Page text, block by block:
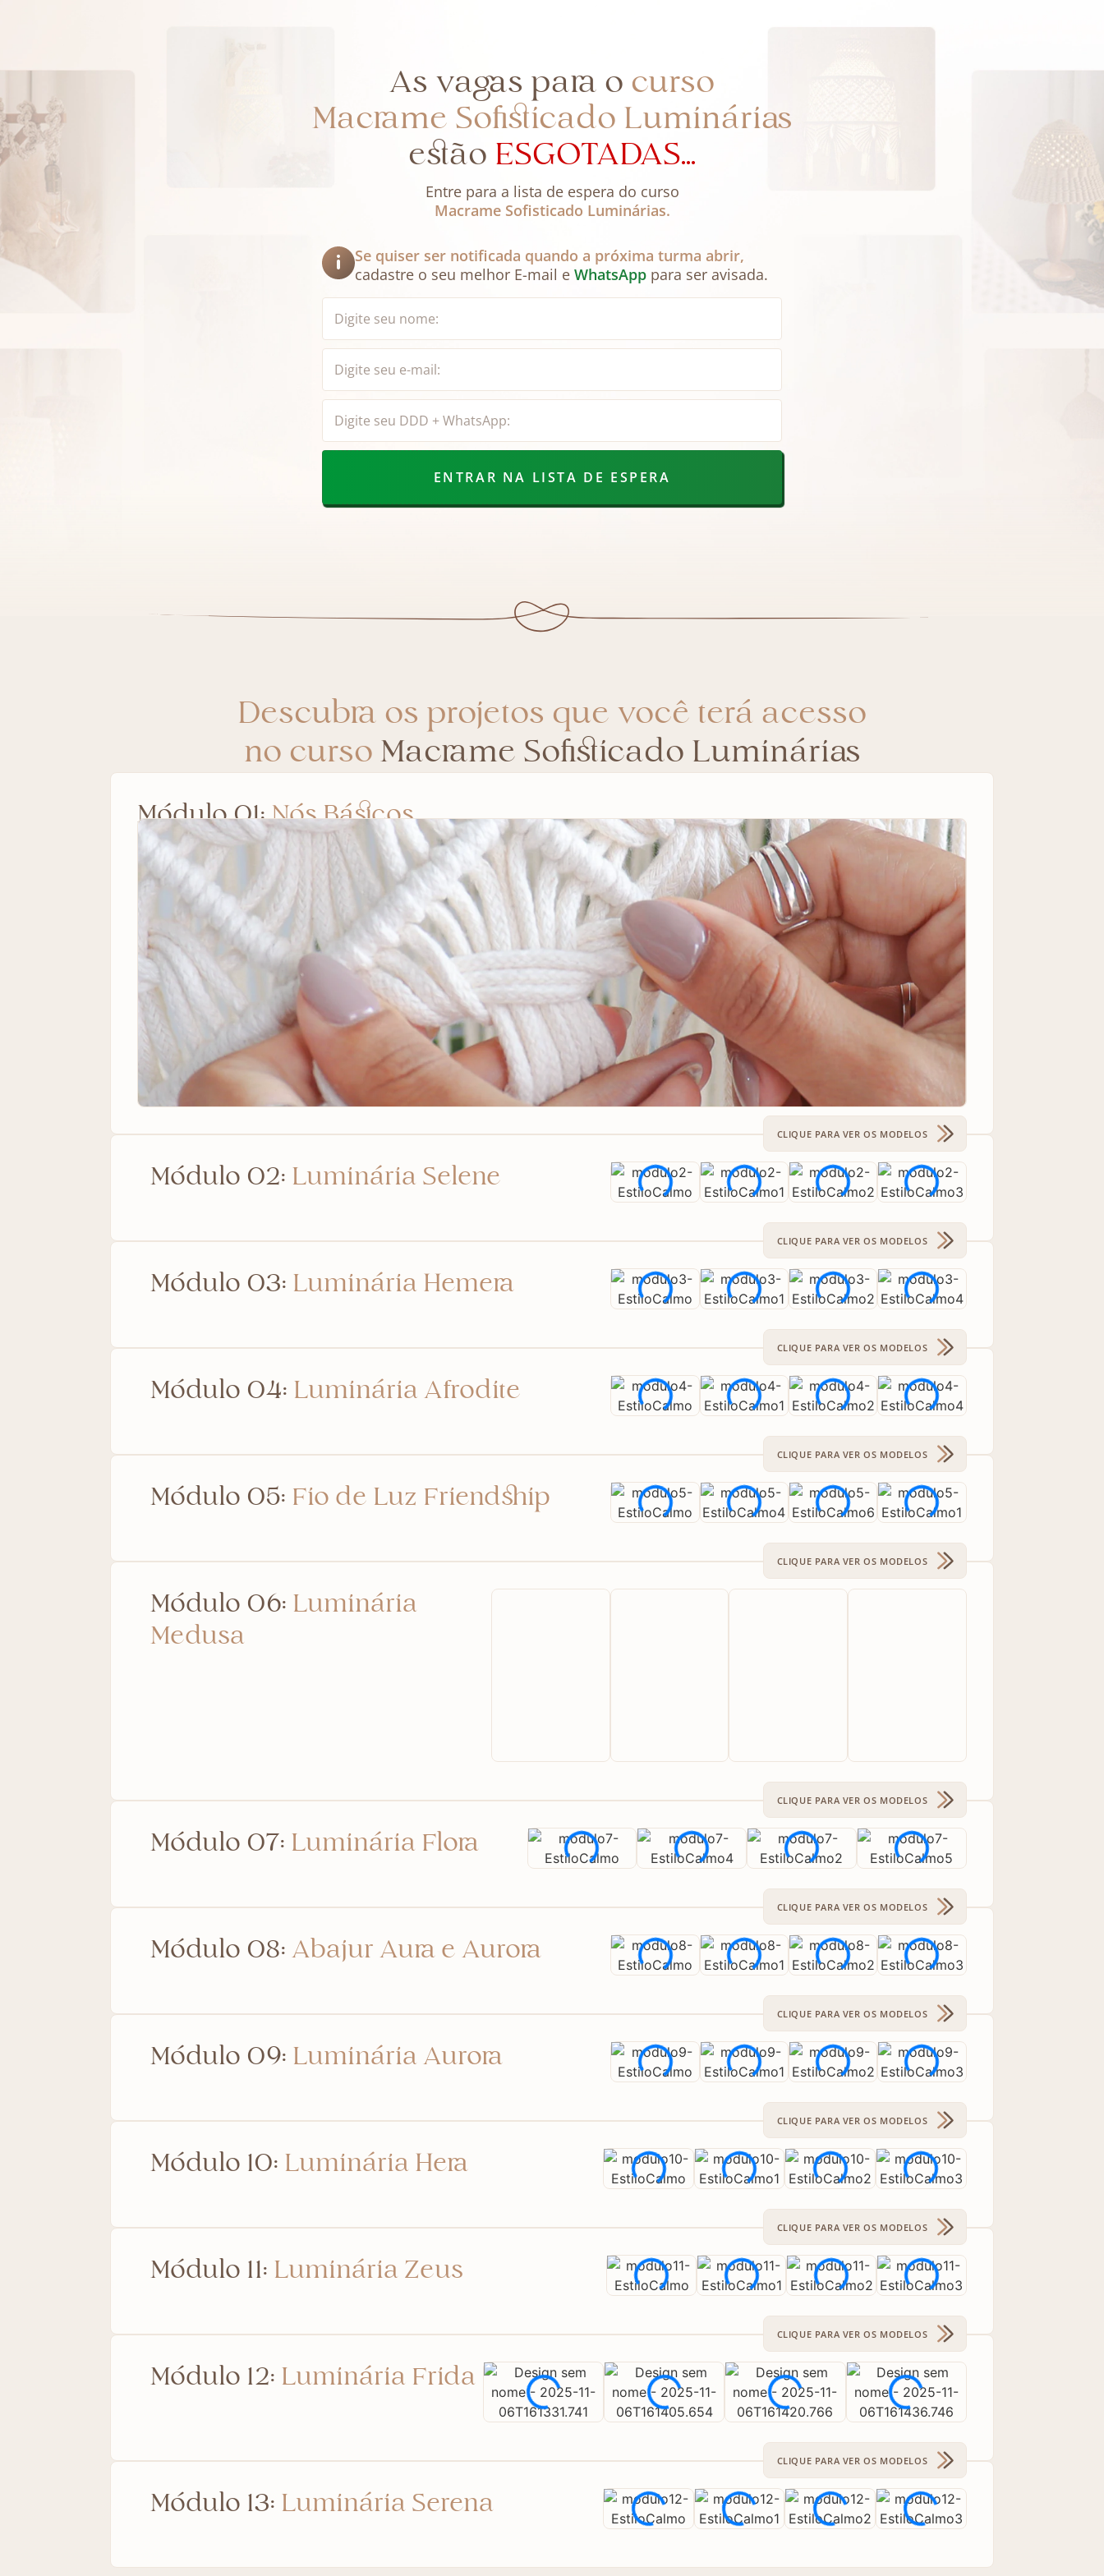
As vagas para o curso
Macrame Sofisticado Luminárias
estão ESGOTADAS...
Entre para a lista de espera do curso
Macrame Sofisticado Luminárias.
Se quiser ser notificada quando a próxima turma abrir,
cadastre o seu melhor E-mail e WhatsApp para ser avisada.
ENTRAR NA LISTA DE ESPERA
Descubra os projetos que você terá acesso
no curso Macrame Sofisticado Luminárias
Módulo 01:Nós Básicos
Módulo 02: Luminária Selene
Módulo 03: Luminária Hemera
Módulo 04: Luminária Afrodite
Módulo 05: Fio de Luz Friendship
Módulo 06: Luminária
Medusa
Módulo 07: Luminária Flora
Módulo 08: Abajur Aura e Aurora
Módulo 09: Luminária Aurora
Módulo 10: Luminária Hera
Módulo 11: Luminária Zeus
Módulo 12: Luminária Frida
Módulo 13: Luminária Serena